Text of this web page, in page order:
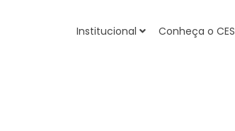
Institucional Conheça o CES